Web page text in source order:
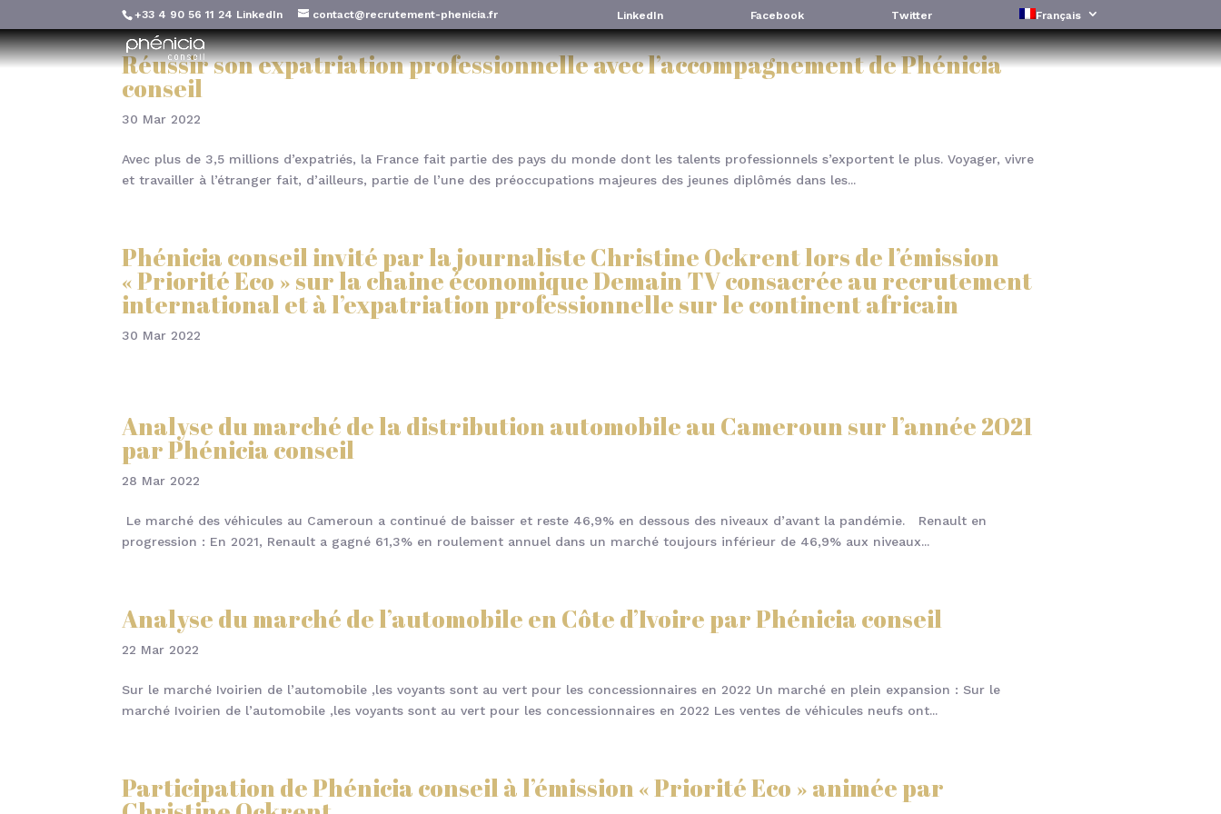
+33 4 90 56 11 24 LinkedIn contact@recrutement-phenicia.fr LinkedIn Facebook Twitter Français
Réussir son expatriation professionnelle avec l’accompagnement de Phénicia
conseil
30 Mar 2022
Avec plus de 3,5 millions d’expatriés, la France fait partie des pays du monde dont les talents professionnels s’exportent le plus. Voyager, vivre
et travailler à l’étranger fait, d’ailleurs, partie de l’une des préoccupations majeures des jeunes diplômés dans les...
Phénicia conseil invité par la journaliste Christine Ockrent lors de l’émission
« Priorité Eco » sur la chaine économique Demain TV consacrée au recrutement
international et à l’expatriation professionnelle sur le continent africain
30 Mar 2022
Analyse du marché de la distribution automobile au Cameroun sur l’année 2021
par Phénicia conseil
28 Mar 2022
Le marché des véhicules au Cameroun a continué de baisser et reste 46,9% en dessous des niveaux d’avant la pandémie. Renault en
progression : En 2021, Renault a gagné 61,3% en roulement annuel dans un marché toujours inférieur de 46,9% aux niveaux...
Analyse du marché de l’automobile en Côte d’Ivoire par Phénicia conseil
22 Mar 2022
Sur le marché Ivoirien de l’automobile ,les voyants sont au vert pour les concessionnaires en 2022 Un marché en plein expansion : Sur le
marché Ivoirien de l’automobile ,les voyants sont au vert pour les concessionnaires en 2022 Les ventes de véhicules neufs ont...
Participation de Phénicia conseil à l’émission « Priorité Eco » animée par